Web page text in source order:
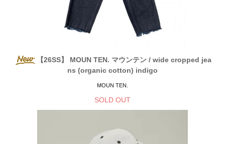
【26SS】 MOUN TEN. マウンテン / wide cropped jea
ns (organic cotton) indigo
MOUN TEN.
SOLD OUT